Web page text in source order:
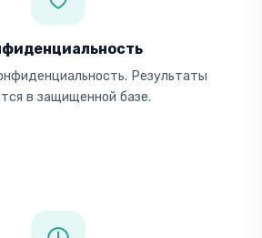
Результаты
в защищенной базе.